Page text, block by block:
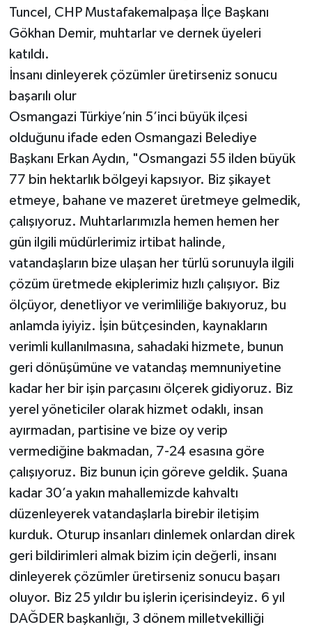
Tuncel, CHP Mustafakemalpaşa İlçe Başkanı
Gökhan Demir, muhtarlar ve dernek üyeleri
katıldı.
İnsanı dinleyerek çözümler üretirseniz sonucu
başarılı olur
Osmangazi Türkiye’nin 5’inci büyük ilçesi
olduğunu ifade eden Osmangazi Belediye
Başkanı Erkan Aydın, "Osmangazi 55 ilden büyük
77 bin hektarlık bölgeyi kapsıyor. Biz şikayet
etmeye, bahane ve mazeret üretmeye gelmedik,
çalışıyoruz. Muhtarlarımızla hemen hemen her
gün ilgili müdürlerimiz irtibat halinde,
vatandaşların bize ulaşan her türlü sorunuyla ilgili
çözüm üretmede ekiplerimiz hızlı çalışıyor. Biz
ölçüyor, denetliyor ve verimliliğe bakıyoruz, bu
anlamda iyiyiz. İşin bütçesinden, kaynakların
verimli kullanılmasına, sahadaki hizmete, bunun
geri dönüşümüne ve vatandaş memnuniyetine
kadar her bir işin parçasını ölçerek gidiyoruz. Biz
yerel yöneticiler olarak hizmet odaklı, insan
ayırmadan, partisine ve bize oy verip
vermediğine bakmadan, 7-24 esasına göre
çalışıyoruz. Biz bunun için göreve geldik. Şuana
kadar 30’a yakın mahallemizde kahvaltı
düzenleyerek vatandaşlarla birebir iletişim
kurduk. Oturup insanları dinlemek onlardan direk
geri bildirimleri almak bizim için değerli, insanı
dinleyerek çözümler üretirseniz sonucu başarı
oluyor. Biz 25 yıldır bu işlerin içerisindeyiz. 6 yıl
DAĞDER başkanlığı, 3 dönem milletvekilliği